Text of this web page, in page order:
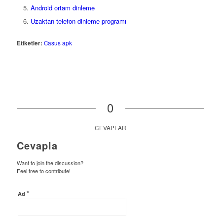
Android ortam dinleme
Uzaktan telefon dinleme programı
Etiketler: Casus apk
0
CEVAPLAR
Cevapla
Want to join the discussion?
Feel free to contribute!
Ad *